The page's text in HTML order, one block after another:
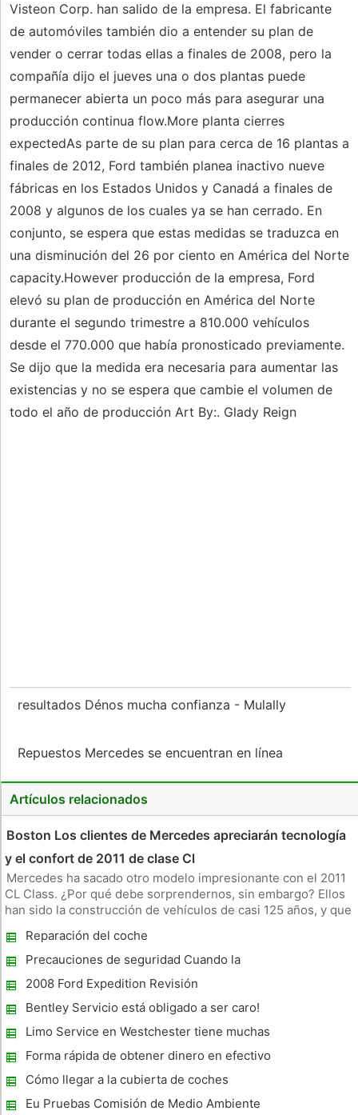
Visteon Corp. han salido de la empresa. El fabricante
de automóviles también dio a entender su plan de
vender o cerrar todas ellas a finales de 2008, pero la
compañía dijo el jueves una o dos plantas puede
permanecer abierta un poco más para asegurar una
producción continua flow.More planta cierres
expectedAs parte de su plan para cerca de 16 plantas a
finales de 2012, Ford también planea inactivo nueve
fábricas en los Estados Unidos y Canadá a finales de
2008 y algunos de los cuales ya se han cerrado. En
conjunto, se espera que estas medidas se traduzca en
una disminución del 26 por ciento en América del Norte
capacity.However producción de la empresa, Ford
elevó su plan de producción en América del Norte
durante el segundo trimestre a 810.000 vehículos
desde el 770.000 que había pronosticado previamente.
Se dijo que la medida era necesaria para aumentar las
existencias y no se espera que cambie el volumen de
todo el año de producción Art By:. Glady Reign
resultados Dénos mucha confianza - Mulally
Repuestos Mercedes se encuentran en línea
Artículos relacionados
Boston Los clientes de Mercedes apreciarán tecnología
y el confort de 2011 de clase Cl
Mercedes ha sacado otro modelo impresionante con el 2011
CL Class. ¿Por qué debe sorprendernos, sin embargo? Ellos
han sido la construcción de vehículos de casi 125 años, y que
de Mercedes más grandes están siendo construidos en
Stuttgart. (Par
Reparación del coche
Precauciones de seguridad Cuando la
unidad con el sistema de navegación Gps
Dvd
2008 Ford Expedition Revisión
Bentley Servicio está obligado a ser caro!
Limo Service en Westchester tiene muchas
razones para ser su primera opción
Forma rápida de obtener dinero en efectivo
para el coche de Nueva York
Cómo llegar a la cubierta de coches
personalizados ?
Eu Pruebas Comisión de Medio Ambiente